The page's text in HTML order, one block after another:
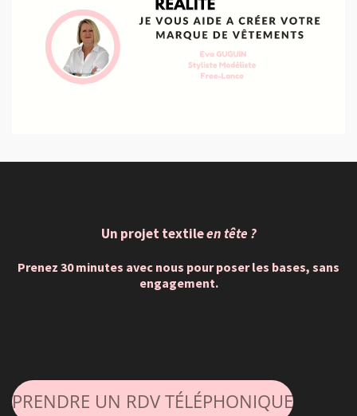
Un projet textileen tête ?
Prenez 30 minutes avec nous pour poser les bases, sans
engagement.
PRENDRE UN RDV TÉLÉPHONIQUE